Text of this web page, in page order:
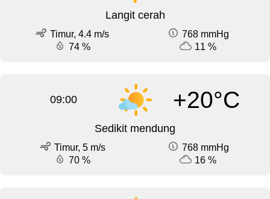
Langit cerah
Timur, 4.4 m/s
768 mmHg
74 %
11 %
09:00 +20°C
Sedikit mendung
Timur, 5 m/s
768 mmHg
70 %
16 %